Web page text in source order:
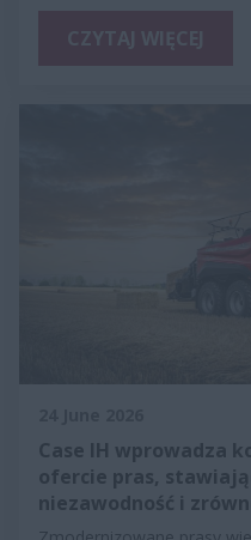
Case IH wprowadza
ofercie pras,
niezawodność i